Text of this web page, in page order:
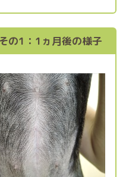
の1：1ヵ月後の様子